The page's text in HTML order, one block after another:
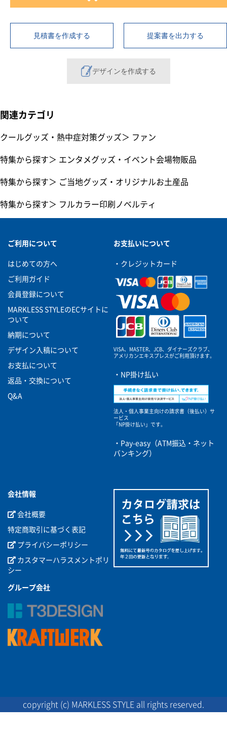
見積書を作成する 提案書を出力する
デザインを作成する
関連カテゴリ
クールグッズ・熱中症対策グッズ＞ ファン
特集から探す＞ エンタメグッズ・イベント会場物販品
特集から探す＞ ご当地グッズ・オリジナルお土産品
特集から探す＞ フルカラー印刷ノベルティ
ご利用について
はじめての方へ
ご利用ガイド
会員登録について
MARKLESS STYLEのECサイトに
ついて
納期について
デザイン入稿について
お支払について
返品・交換について
Q&A
お支払いについて
・クレジットカード
VISA、MASTER、JCB、ダイナーズクラブ、
アメリカンエキスプレスがご利用頂けます。
・NP掛け払い
法人・個人事業主向けの請求書（後払い）サ
ービス
「NP掛け払い」です。
・Pay-easy（ATM振込・ネット
バンキング）
会社情報
会社概要
特定商取引に基づく表記
プライバシーポリシー
カスタマーハラスメントポリ
シー
グループ会社
copyright (c) MARKLESS STYLE all rights reserved.